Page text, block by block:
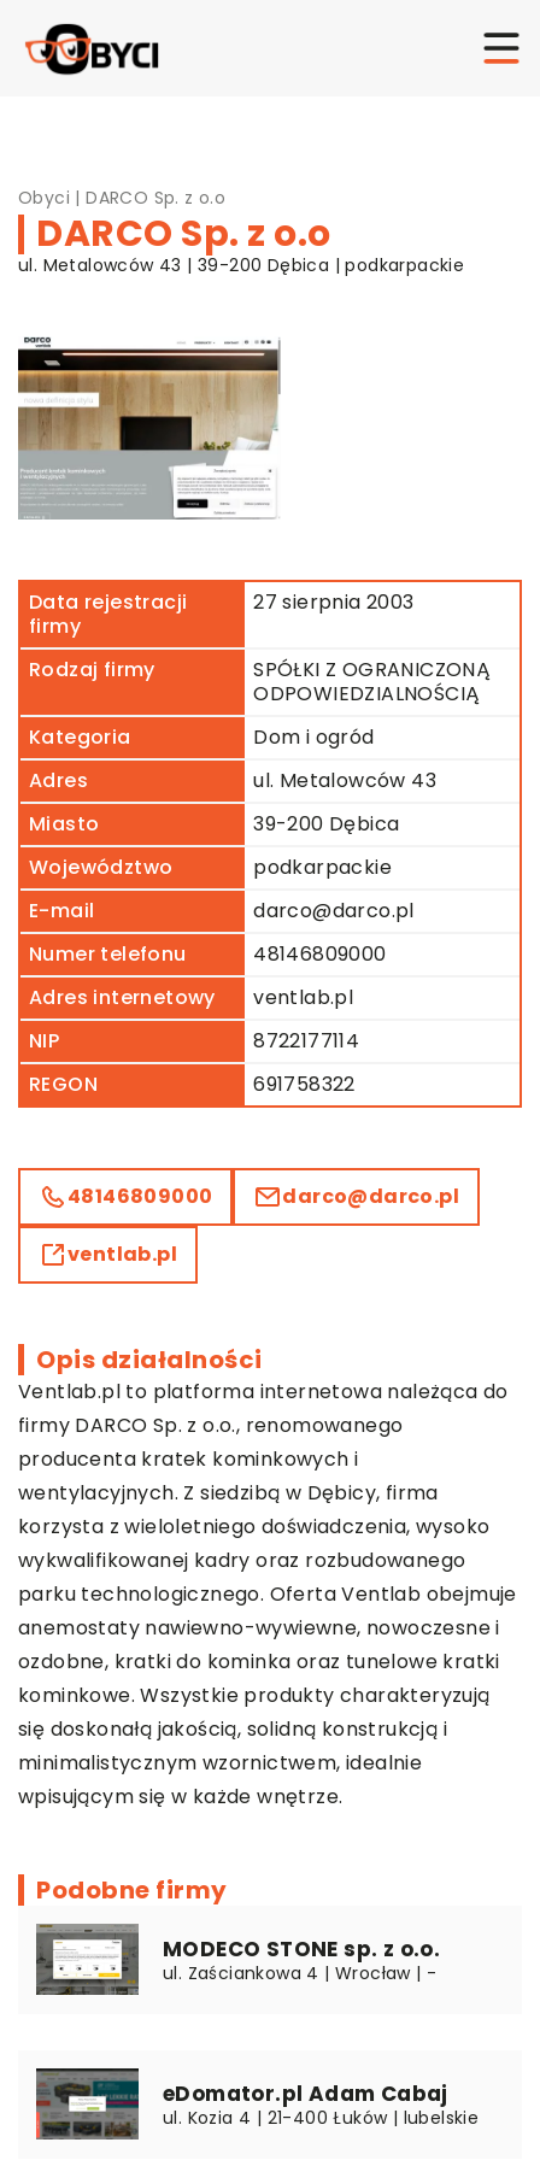
Obyci |DARCO Sp. z o.o
DARCO Sp. z o.o
ul. Metalowców 43 | 39-200 Dębica | podkarpackie
Data rejestracji
firmy
27 sierpnia 2003
Rodzaj firmy
SPÓŁKI Z OGRANICZONĄ
ODPOWIEDZIALNOŚCIĄ
Kategoria
Dom i ogród
Adres
ul. Metalowców 43
Miasto
39-200 Dębica
Województwo
podkarpackie
E-mail
darco@darco.pl
Numer telefonu
48146809000
Adres internetowy
ventlab.pl
NIP
8722177114
REGON
691758322
48146809000 darco@darco.pl
ventlab.pl
Opis działalności
Ventlab.pl to platforma internetowa należąca do
firmy DARCO Sp. z o.o., renomowanego
producenta kratek kominkowych i
wentylacyjnych. Z siedzibą w Dębicy, firma
korzysta z wieloletniego doświadczenia, wysoko
wykwalifikowanej kadry oraz rozbudowanego
parku technologicznego. Oferta Ventlab obejmuje
anemostaty nawiewno-wywiewne, nowoczesne i
ozdobne, kratki do kominka oraz tunelowe kratki
kominkowe. Wszystkie produkty charakteryzują
się doskonałą jakością, solidną konstrukcją i
minimalistycznym wzornictwem, idealnie
wpisującym się w każde wnętrze.
Podobne firmy
MODECO STONE sp. z o.o.
ul. Zaściankowa 4 | Wrocław | -
eDomator.pl Adam Cabaj
ul. Kozia 4 | 21-400 Łuków | lubelskie